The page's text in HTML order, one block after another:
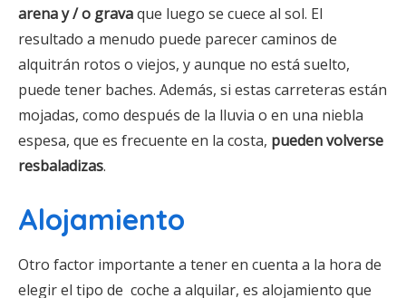
arena y / o gravaque luego se cuece al sol. El
resultado a menudo puede parecer caminos de
alquitrán rotos o viejos, y aunque no está suelto,
puede tener baches. Además, si estas carreteras están
mojadas, como después de la lluvia o en una niebla
espesa, que es frecuente en la costa, pueden volverse
resbaladizas.
Alojamiento
Otro factor importante a tener en cuenta a la hora de
elegir el tipo de coche a alquilar, es alojamiento que